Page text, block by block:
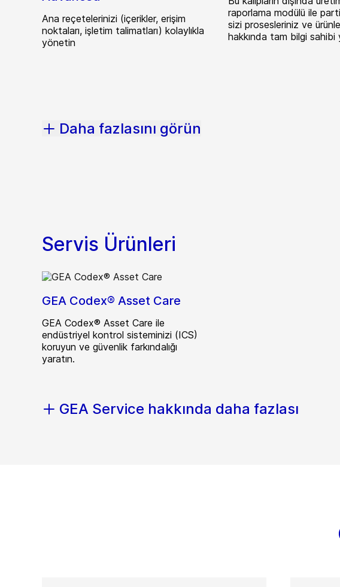
Ana reçetelerinizi (içerikler, erişim
noktaları, işletim talimatları) kolaylıkla
yönetin
raporlama modülü ile
sizi prosesleriniz ve
hakkında tam bilgi sahibi
Daha fazlasını görün
Servis Ürünleri
GEA Codex® Asset Care
GEA Codex® Asset Care ile
endüstriyel kontrol sisteminizi (ICS)
koruyun ve güvenlik farkındalığı
yaratın.
GEA Service hakkında daha fazlası